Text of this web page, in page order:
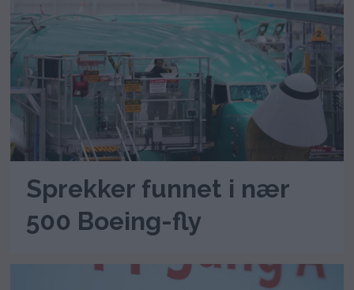
Sprekker funnet i nær
500 Boeing-fly